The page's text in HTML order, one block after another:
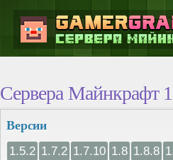
Сервера Майнкрафт
Версии
1.5.2 1.7.2 1.7.10 1.8 1.8.8